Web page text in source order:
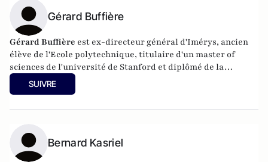
Gérard Buffière
Gérard Buffière est ex-directeur général d'Imérys, ancien
élève de l'Ecole polytechnique, titulaire d'un master of
sciences de l'université de Stanford et diplômé de la
Harvard Business School.
SUIVRE
Bernard Kasriel